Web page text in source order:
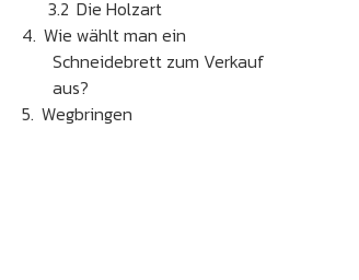
Die Holzart
Wie wählt man ein
Schneidebrett zum Verkauf
aus?
Wegbringen